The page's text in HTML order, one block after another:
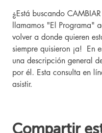
¿Está buscando
llamamos "El Programa"
volver a donde quieren
siempre quisieron ¡a!
una descripción general
por él. Esta consulta en
asistir.
Compartir